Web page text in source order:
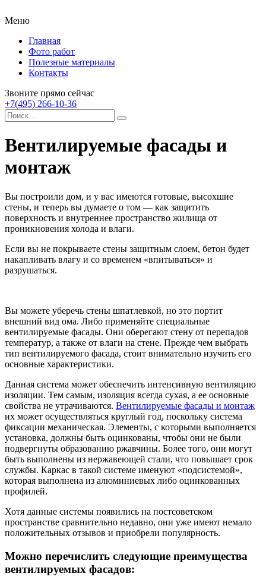
Меню
Главная
Фото работ
Полезные материалы
Контакты
Звоните прямо сейчас
+7(495) 266-10-36
Вентилируемые фасады и
монтаж
Вы построили дом, и у вас имеются готовые, высохшие
стены, и теперь вы думаете о том — как защитить
поверхность и внутреннее пространство жилища от
проникновения холода и влаги.
Если вы не покрываете стены защитным слоем, бетон будет
накапливать влагу и со временем «впитываться» и
разрушаться.
Вы можете уберечь стены шпатлевкой, но это портит
внешний вид ома. Либо применяйте специальные
вентилируемые фасады. Они оберегают стену от перепадов
температур, а также от влаги на стене. Прежде чем выбрать
тип вентилируемого фасада, стоит внимательно изучить его
основные характеристики.
Данная система может обеспечить интенсивную вентиляцию
изоляции. Тем самым, изоляция всегда сухая, а ее основные
свойства не утрачиваются. Вентилируемые фасады и монтаж
их может осуществляться круглый год, поскольку система
фиксации механическая. Элементы, с которыми выполняется
установка, должны быть оцинкованы, чтобы они не были
подвергнуты образованию ржавчины. Более того, они могут
быть выполнены из нержавеющей стали, что повышает срок
службы. Каркас в такой системе именуют «подсистемой»,
которая выполнена из алюминиевых либо оцинкованных
профилей.
Хотя данные системы появились на постсоветском
пространстве сравнительно недавно, они уже имеют немало
положительных отзывов и приобрели популярность.
Можно перечислить следующие преимущества
вентилируемых фасадов: